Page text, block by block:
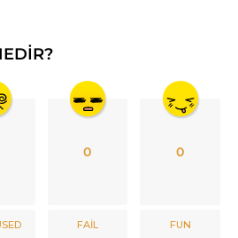
0
FAIL
0
FUN